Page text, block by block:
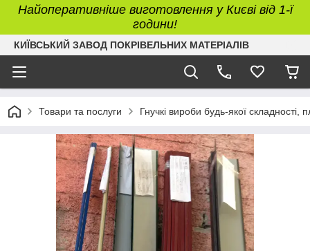
Найоперативніше виготовлення у Києві від 1-ї
години!
КИЇВСЬКИЙ ЗАВОД ПОКРІВЕЛЬНИХ МАТЕРІАЛІВ
Товари та послуги Гнучкі вироби будь-якої